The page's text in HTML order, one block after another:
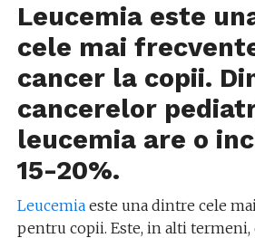
Leucemia este
cele mai
cancer la copii.
cancerelor
leucemia are o
15-20%.
Leucemia este una dintre cele
pentru copii. Este, in alti